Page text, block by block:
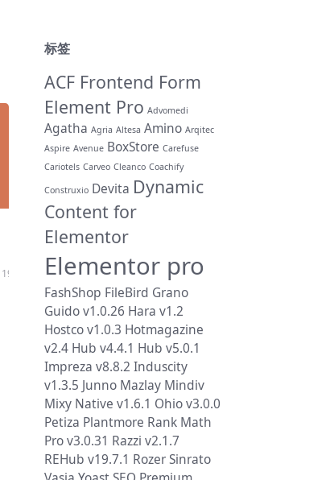
19.9
标签
ACF Frontend Form
Element Pro Advomedi
Agatha Agria Altesa Amino Arqitec
Aspire Avenue BoxStore Carefuse
Cariotels Carveo Cleanco Coachify
Construxio Devita Dynamic
Content for
Elementor
Elementor pro
FashShop FileBird Grano
Guido v1.0.26 Hara v1.2
Hostco v1.0.3 Hotmagazine
v2.4 Hub v4.4.1 Hub v5.0.1
Impreza v8.8.2 Induscity
v1.3.5 Junno Mazlay Mindiv
Mixy Native v1.6.1 Ohio v3.0.0
Petiza Plantmore Rank Math
Pro v3.0.31 Razzi v2.1.7
REHub v19.7.1 RozerSinrato